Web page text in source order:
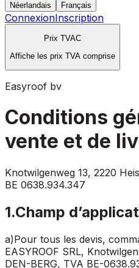
Néerlandais Français
ConnexionInscription
Prix TVAC
Affiche les prix TVA comprise
Easyroof bv
Conditions
vente et de
Knotwilgenweg 13, 2220
BE 0638.934.347
1.Champ
a)Pour tous les devis,
EASYROOF SRL,
DEN-BERG, TVA BE-